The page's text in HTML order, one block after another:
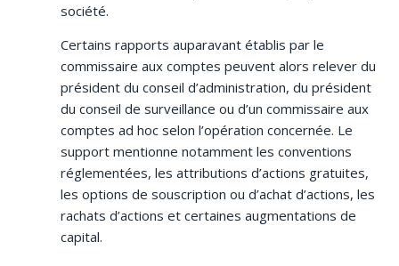
société.
Certains rapports auparavant établis par le
commissaire aux comptes peuvent alors relever du
président du conseil d’administration, du président
du conseil de surveillance ou d’un commissaire aux
comptes ad hoc selon l’opération concernée. Le
support mentionne notamment les conventions
réglementées, les attributions d’actions gratuites,
les options de souscription ou d’achat d’actions, les
rachats d’actions et certaines augmentations de
capital.